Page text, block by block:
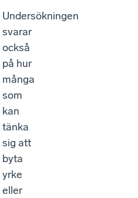
Undersökningen
svarar
också
på hur
många
som
kan
tänka
sig att
byta
yrke
eller